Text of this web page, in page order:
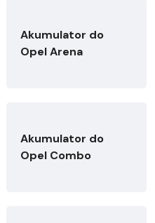
Akumulator do
Opel Arena
Akumulator do
Opel Combo